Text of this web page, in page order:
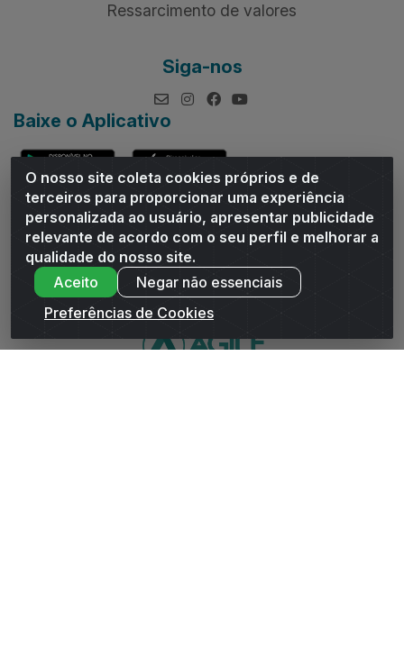
O nosso site coleta cookies próprios e de
terceiros para proporcionar uma experiência
personalizada ao usuário, apresentar publicidade
relevante de acordo com o seu perfil e melhorar a
qualidade do nosso site.
Aceito
Negar não essenciais
Preferências de Cookies
Ressarcimento de valores
Siga-nos
Baixe o Aplicativo
Andrade Distribuidor - ROD AL 110, n° 1401 - Sitio Moco,
Arapiraca/AL - CEP 57319-300 - CNPJ 10.667.481/0001-47